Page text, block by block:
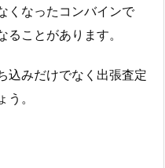
くなったコンバインで
ことがあります。
込みだけでなく出張査定
。